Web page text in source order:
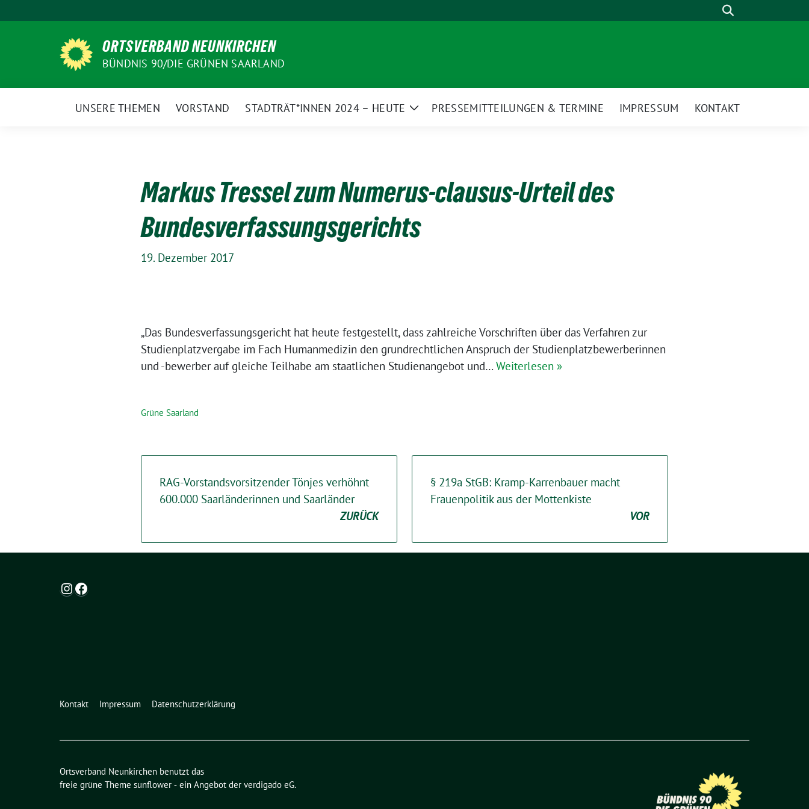
zum
Suche
ORTSVERBAND NEUNKIRCHEN
BÜNDNIS 90/DIE GRÜNEN SAARLAND
UNSERE THEMEN VORSTAND STADTRÄT*INNEN 2024 – HEUTE
ZeigePRESSEMITTEILUNGEN & TERMINE IMPRESSUM KONTAKT
Markus Tressel zum Numerus-clausus-Urteil des
Bundesverfassungsgerichts
19. Dezember 2017
„Das Bundesverfassungsgericht hat heute festgestellt, dass zahlreiche Vorschriften über das Verfahren zur
Studienplatzvergabe im Fach Humanmedizin den grundrechtlichen Anspruch der Studienplatzbewerberinnen
und -bewerber auf gleiche Teilhabe am staatlichen Studienangebot und… Weiterlesen »
Grüne Saarland
RAG-Vorstandsvorsitzender Tönjes verhöhnt
600.000 Saarländerinnen und Saarländer
ZURÜCK
§ 219a StGB: Kramp-Karrenbauer macht
Frauenpolitik aus der Mottenkiste
VOR
Instagram
Facebook
Kontakt Impressum Datenschutzerklärung
Ortsverband Neunkirchen benutzt das
freie grüne Theme sunflower ‐ ein Angebot der verdigado eG.